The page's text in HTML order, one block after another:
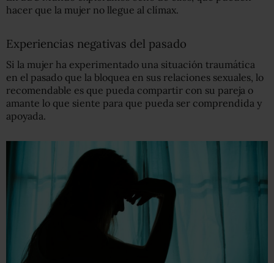
hacer que la mujer no llegue al clímax.
Experiencias negativas del pasado
Si la mujer ha experimentado una situación traumática
en el pasado que la bloquea en sus relaciones sexuales, lo
recomendable es que pueda compartir con su pareja o
amante lo que siente para que pueda ser comprendida y
apoyada.